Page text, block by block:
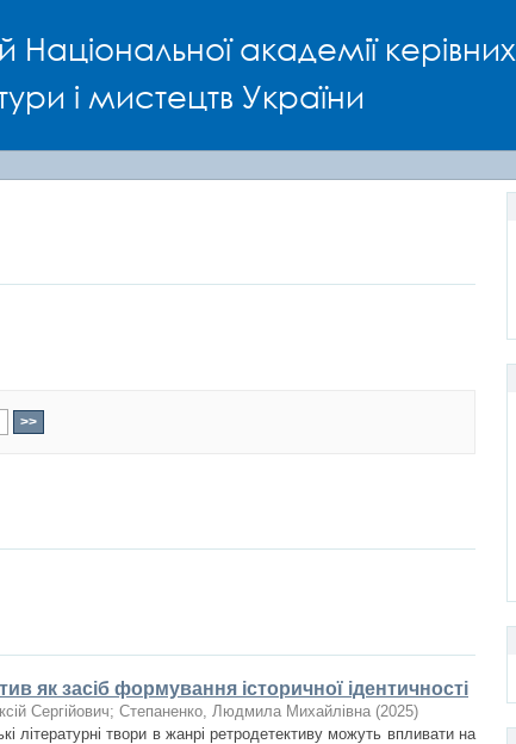
Національної академії керівних
і мистецтв України
як засіб формування історичної ідентичності
Сергійович; Степаненко, Людмила Михайлівна (2025)
літературні твори в жанрі ретродетективу можуть впливати на